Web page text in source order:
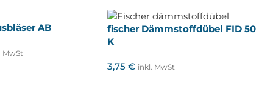
AB
MwSt
fischer Dämmstoffdübel FID 50
K
3,75€ inkl. MwSt